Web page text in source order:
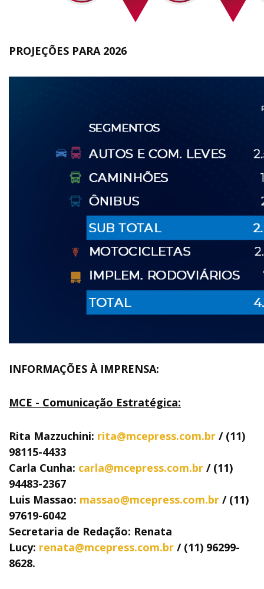
PROJEÇÕES PARA 2026
INFORMAÇÕES À IMPRENSA:
MCE - Comunicação Estratégica:
Rita Mazzuchini: rita@mcepress.com.br / (11)
98115-4433
Carla Cunha: carla@mcepress.com.br / (11)
94483-2367
Luis Massao: massao@mcepress.com.br / (11)
97619-6042
Secretaria de Redação: Renata
Lucy: renata@mcepress.com.br / (11) 96299-
8628.